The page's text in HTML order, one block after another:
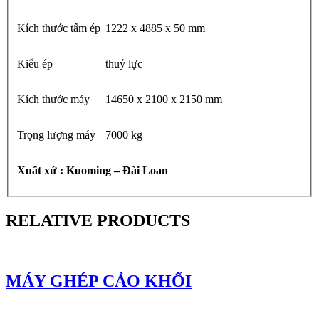
Kích thước tấm ép 1222 x 4885 x 50 mm
Kiểu ép thuỷ lực
Kích thước máy 14650 x 2100 x 2150 mm
Trọng lượng máy 7000 kg
Xuất xứ : Kuoming – Đài Loan
RELATIVE PRODUCTS
MÁY GHÉP CẢO KHỐI